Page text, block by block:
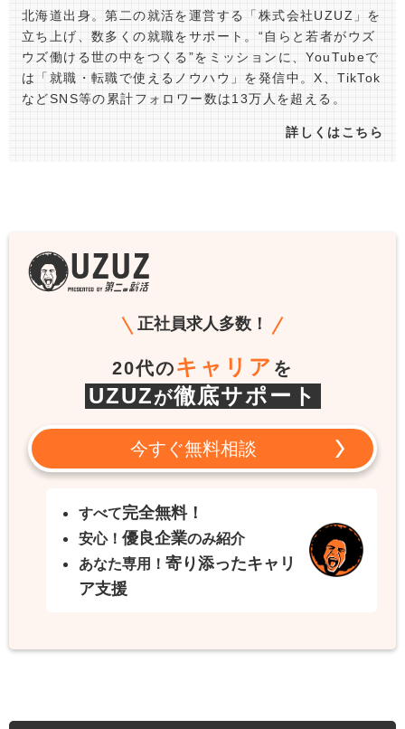
北海道出身。第二の就活を運営する「株式会社UZUZ」を
立ち上げ、数多くの就職をサポート。“自らと若者がウズ
ウズ働ける世の中をつくる”をミッションに、YouTubeで
は「就職・転職で使えるノウハウ」を発信中。X、TikTok
などSNS等の累計フォロワー数は13万人を超える。
詳しくはこちら
正社員求人多数！
20代のキャリア を
UZUZが徹底サポート
今すぐ無料相談
すべて完全無料！
安心！ 優良企業のみ紹介
あなた専用！ 寄り添ったキャリ
ア支援